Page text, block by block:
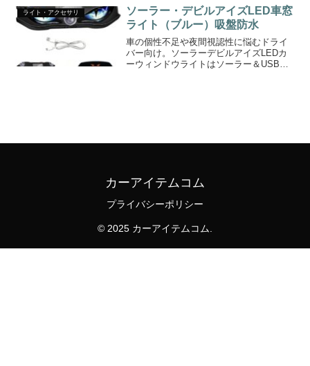
ライト・アクセサリ
ソーラー・デビルアイズLED車窓
ライト（ブルー）吸盤防水
車の個性不足や夜間視認性に悩むドライ
バー向け。ソーラーデビルアイズLEDカ
ーウィンドウライトはソーラー＆USB給
カーアイテムコム
プライバシーポリシー
© 2025 カーアイテムコム.